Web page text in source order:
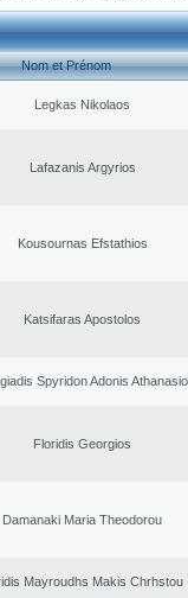
Nom et Prénom
Legkas Nikolaos
Lafazanis Argyrios
Kousournas Efstathios
Katsifaras Apostolos
Spyridon Adonis
Floridis Georgios
Damanaki Maria Theodorou
Mayroudhs Makis Chrhstou